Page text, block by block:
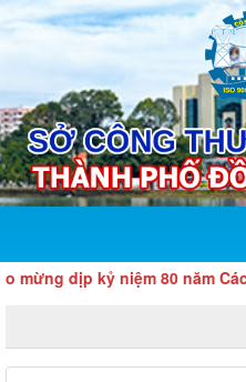
kỷ niệm 80 năm Cách